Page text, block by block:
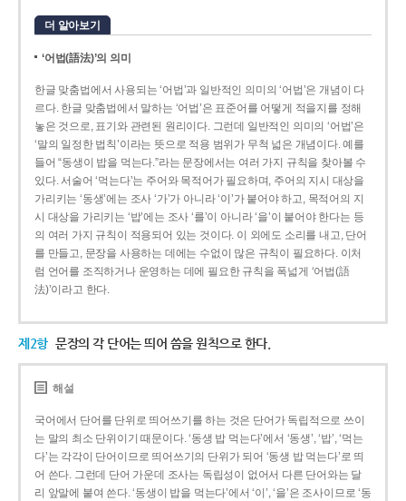
더 알아보기
‘어법(語法)’의 의미
한글 맞춤법에서 사용되는 ‘어법’과 일반적인 의미의 ‘어법’은 개념이 다
르다. 한글 맞춤법에서 말하는 ‘어법’은 표준어를 어떻게 적을지를 정해
놓은 것으로, 표기와 관련된 원리이다. 그런데 일반적인 의미의 ‘어법’은
‘말의 일정한 법칙’이라는 뜻으로 적용 범위가 무척 넓은 개념이다. 예를
들어 “동생이 밥을 먹는다.”라는 문장에서는 여러 가지 규칙을 찾아볼 수
있다. 서술어 ‘먹는다’는 주어와 목적어가 필요하며, 주어의 지시 대상을
가리키는 ‘동생’에는 조사 ‘가’가 아니라 ‘이’가 붙어야 하고, 목적어의 지
시 대상을 가리키는 ‘밥’에는 조사 ‘를’이 아니라 ‘을’이 붙어야 한다는 등
의 여러 가지 규칙이 적용되어 있는 것이다. 이 외에도 소리를 내고, 단어
를 만들고, 문장을 사용하는 데에는 수없이 많은 규칙이 필요하다. 이처
럼 언어를 조직하거나 운영하는 데에 필요한 규칙을 폭넓게 ‘어법(語
法)’이라고 한다.
제2항 문장의 각 단어는 띄어 씀을 원칙으로 한다.
해설
국어에서 단어를 단위로 띄어쓰기를 하는 것은 단어가 독립적으로 쓰이
는 말의 최소 단위이기 때문이다. ‘동생 밥 먹는다’에서 ‘동생’, ‘밥’, ‘먹는
다’는 각각이 단어이므로 띄어쓰기의 단위가 되어 ‘동생 밥 먹는다’로 띄
어 쓴다. 그런데 단어 가운데 조사는 독립성이 없어서 다른 단어와는 달
리 앞말에 붙여 쓴다. ‘동생이 밥을 먹는다’에서 ‘이’, ‘을’은 조사이므로 ‘동